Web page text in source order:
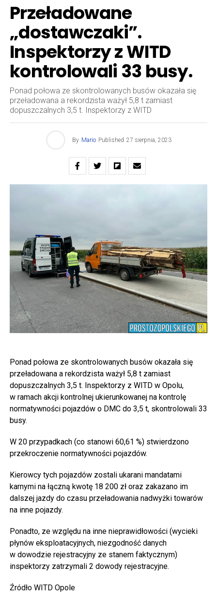
Przeładowane
„dostawczaki”.
Inspektorzy z WITD
kontrolowali 33 busy.
Ponad połowa ze skontrolowanych busów okazała się
przeładowana a rekordzista ważył 5,8 t zamiast
dopuszczalnych 3,5 t. Inspektorzy z WITD
By Mario Published 27 sierpnia, 2023
Ponad połowa ze skontrolowanych busów okazała się
przeładowana a rekordzista ważył 5,8 t zamiast
dopuszczalnych 3,5 t. Inspektorzy z WITD w Opolu,
w ramach akcji kontrolnej ukierunkowanej na kontrolę
normatywności pojazdów o DMC do 3,5 t, skontrolowali 33
busy.
W 20 przypadkach (co stanowi 60,61 %) stwierdzono
przekroczenie normatywności pojazdów.
Kierowcy tych pojazdów zostali ukarani mandatami
karnymi na łączną kwotę 18 200 zł oraz zakazano im
dalszej jazdy do czasu przeładowania nadwyżki towarów
na inne pojazdy.
Ponadto, ze względu na inne nieprawidłowości (wycieki
płynów eksploatacyjnych, niezgodność danych
w dowodzie rejestracyjny ze stanem faktycznym)
inspektorzy zatrzymali 2 dowody rejestracyjne.
Źródło WITD Opole